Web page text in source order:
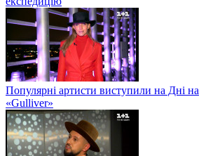
Популярні артисти виступили на Дні
«Gulliver»